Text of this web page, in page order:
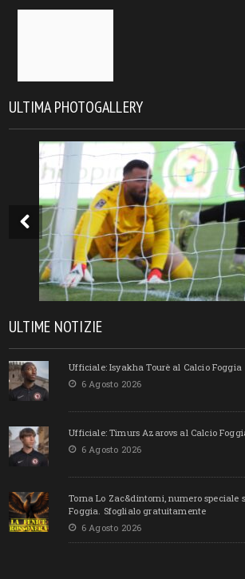
ULTIMA PHOTOGALLERY
ULTIME NOTIZIE
Ufficiale: Isyakha Tourè al Calcio Foggia
6 Agosto 2026
Ufficiale: Timurs Azarovs al Calcio
6 Agosto 2026
Torna Lo Zac&dintorni, numero speciale
Foggia. Sfoglialo gratuitamente
6 Agosto 2026